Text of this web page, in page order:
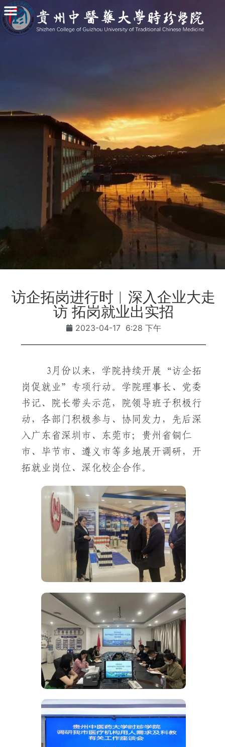
访企拓岗进行时︱深入企业大走
访 拓岗就业出实招
2023-04-17 6:28 下午
3月份以来，学院持续开展“访企拓
岗促就业”专项行动。学院理事长、党委
书记、院长带头示范，院领导班子积极行
动，各部门积极参与、协同发力，先后深
入广东省深圳市、东莞市；贵州省铜仁
市、毕节市、遵义市等多地展开调研，开
拓就业岗位、深化校企合作。